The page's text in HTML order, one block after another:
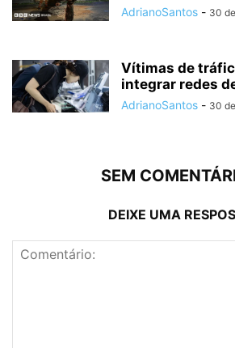
AdrianoSantos - 30
Vítimas de
integrar redes
AdrianoSantos - 30
SEM
DEIXE UMA